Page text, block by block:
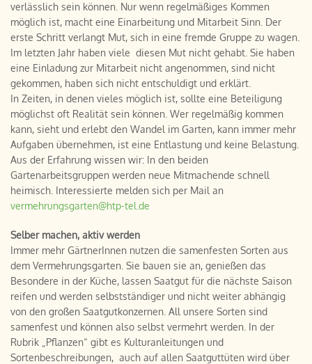
verlässlich sein können. Nur wenn regelmäßiges Kommen
möglich ist, macht eine Einarbeitung und Mitarbeit Sinn. Der
erste Schritt verlangt Mut, sich in eine fremde Gruppe zu wagen.
Im letzten Jahr haben viele diesen Mut nicht gehabt. Sie haben
eine Einladung zur Mitarbeit nicht angenommen, sind nicht
gekommen, haben sich nicht entschuldigt und erklärt.
In Zeiten, in denen vieles möglich ist, sollte eine Beteiligung
möglichst oft Realität sein können. Wer regelmäßig kommen
kann, sieht und erlebt den Wandel im Garten, kann immer mehr
Aufgaben übernehmen, ist eine Entlastung und keine Belastung.
Aus der Erfahrung wissen wir: In den beiden
Gartenarbeitsgruppen werden neue Mitmachende schnell
heimisch. Interessierte melden sich per Mail an
vermehrungsgarten@htp-tel.de
Selber machen, aktiv werden
Immer mehr GärtnerInnen nutzen die samenfesten Sorten aus
dem Vermehrungsgarten. Sie bauen sie an, genießen das
Besondere in der Küche, lassen Saatgut für die nächste Saison
reifen und werden selbstständiger und nicht weiter abhängig
von den großen Saatgutkonzernen. All unsere Sorten sind
samenfest und können also selbst vermehrt werden. In der
Rubrik „Pflanzen“ gibt es Kulturanleitungen und
Sortenbeschreibungen, auch auf allen Saatguttüten wird über